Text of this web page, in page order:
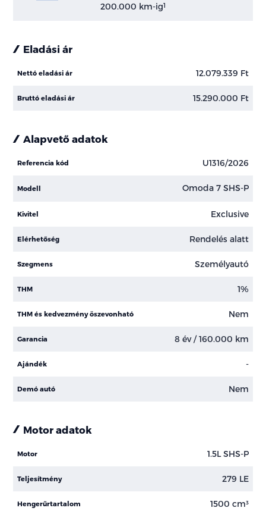
200.000 km-ig1
Eladási ár
Nettó eladási ár 12.079.339 Ft
Bruttó eladási ár 15.290.000 Ft
Alapvető adatok
Referencia kód U1316/2026
Modell Omoda 7 SHS-P
Kivitel Exclusive
Elérhetőség Rendelés alatt
Szegmens Személyautó
THM 1%
THM és kedvezmény öszevonható Nem
Garancia 8 év / 160.000 km
Ajándék -
Demó autó Nem
Motor adatok
Motor 1.5L SHS-P
Teljesítmény 279 LE
Hengerűrtartalom 1500 cm³